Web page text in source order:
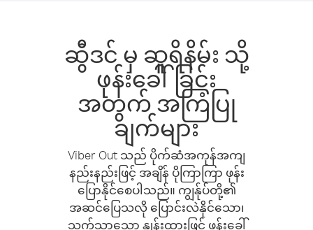
ဆွီဒင် မှ ဆူရိနိမ်း သို့
ဖုန်းခေါ်ခြင်း
အတွက် အကြံပြု
ချက်များ
Viber Out သည် ပိုက်ဆံအကုန်အကျ
နည်းနည်းဖြင့် အချိန် ပိုကြာကြာ ဖုန်း
ပြောနိုင်စေပါသည်။ ကျွန်ုပ်တို့၏
အဆင်ပြေသလို ပြောင်းလဲနိုင်သော၊
သက်သာသော နှုန်းထားဖြင့် ဖုန်းခေါ်